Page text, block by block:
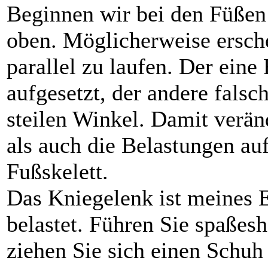
Beginnen wir bei den
oben. Möglicherweise
parallel zu laufen. Der
aufgesetzt, der andere
steilen Winkel. Damit
als auch die Belastungen
Fußskelett.
Das Kniegelenk ist meines
belastet. Führen Sie
ziehen Sie sich einen